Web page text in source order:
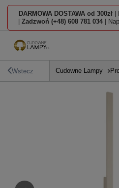
DARMOWA DOSTAWA od 300zł |
Zadzwoń (+48) 608 781 034 |
Wstecz Cudowne Lampy